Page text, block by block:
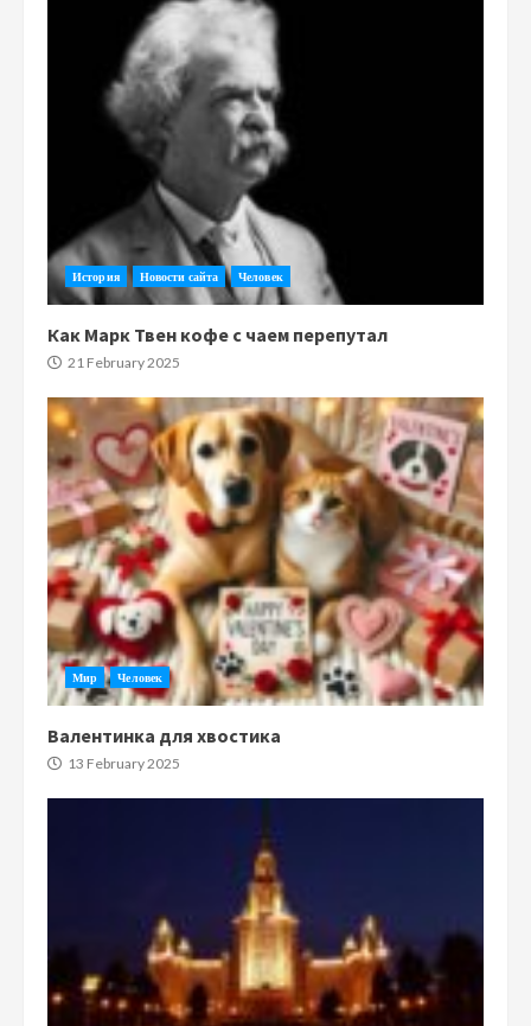
История Новости сайта Человек
Как Марк Твен кофе с чаем перепутал
21 February 2025
Мир Человек
Валентинка для хвостика
13 February 2025